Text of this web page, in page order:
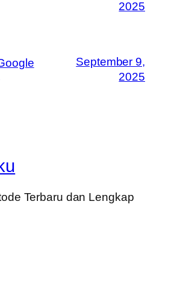
2025
September 9,
2025
Terbaru dan Lengkap